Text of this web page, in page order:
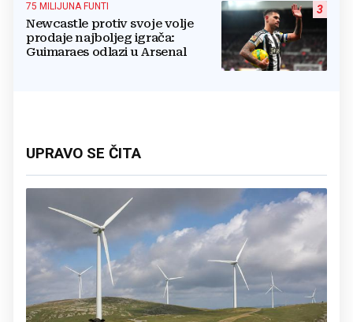
3
75 MILIJUNA FUNTI
Newcastle protiv svoje volje
prodaje najboljeg igrača:
Guimaraes odlazi u Arsenal
UPRAVO SE ČITA